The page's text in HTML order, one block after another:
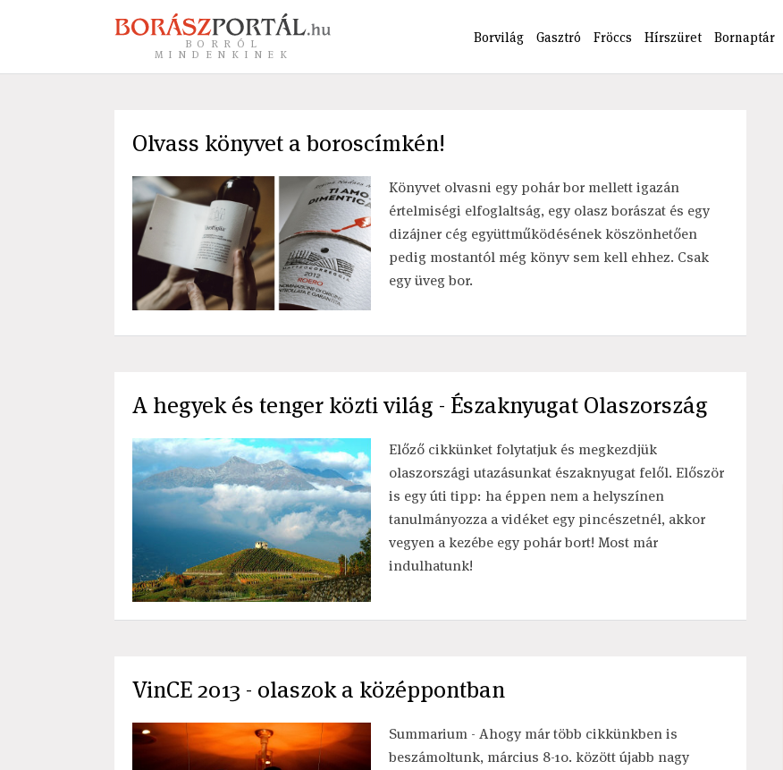
BORRÓL
MINDENKINEK
Borvilág Gasztró Fröccs Hírszüret Bornaptár
Olvass könyvet a boroscímkén!
Könyvet olvasni egy pohár bor mellett igazán
értelmiségi elfoglaltság, egy olasz borászat és egy
dizájner cég együttműködésének köszönhetően
pedig mostantól még könyv sem kell ehhez. Csak
egy üveg bor.
A hegyek és tenger közti világ - Északnyugat Olaszország
Előző cikkünket folytatjuk és megkezdjük
olaszországi utazásunkat északnyugat felől. Először
is egy úti tipp: ha éppen nem a helyszínen
tanulmányozza a vidéket egy pincészetnél, akkor
vegyen a kezébe egy pohár bort! Most már
indulhatunk!
VinCE 2013 - olaszok a középpontban
Summarium - Ahogy már több cikkünkben is
beszámoltunk, március 8-10. között újabb nagy